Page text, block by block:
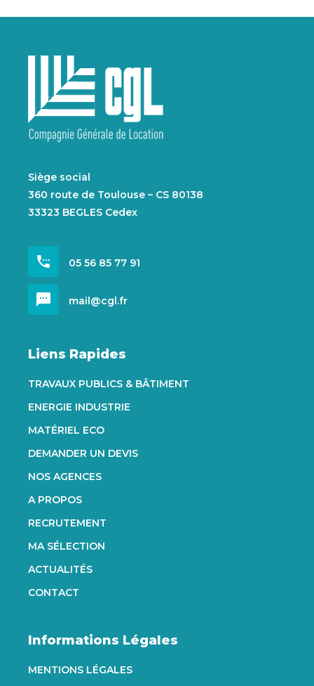
Siège social
360 route de Toulouse – CS 80138
33323 BEGLES Cedex
settings_phone 05 56 85 77 91
sms mail@cgl.fr
Liens Rapides
TRAVAUX PUBLICS & BÂTIMENT
ENERGIE INDUSTRIE
MATÉRIEL ECO
DEMANDER UN DEVIS
NOS AGENCES
A PROPOS
RECRUTEMENT
MA SÉLECTION
ACTUALITÉS
CONTACT
Informations Légales
MENTIONS LÉGALES